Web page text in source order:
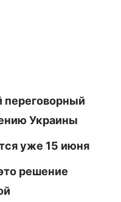
переговорный
Украины
уже 15 июня
решение